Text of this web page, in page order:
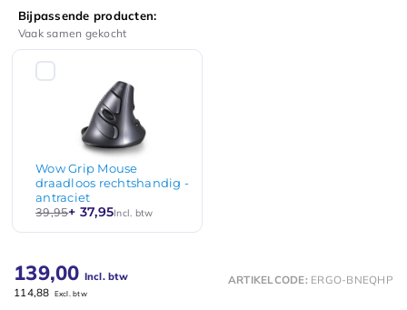
Bijpassende producten:
Vaak samen gekocht
Wow Grip Mouse
draadloos rechtshandig -
antraciet
39,95+ 37,95Incl. btw
139,00 Incl. btw
114,88 Excl. btw
ARTIKELCODE: ERGO-BNEQHP